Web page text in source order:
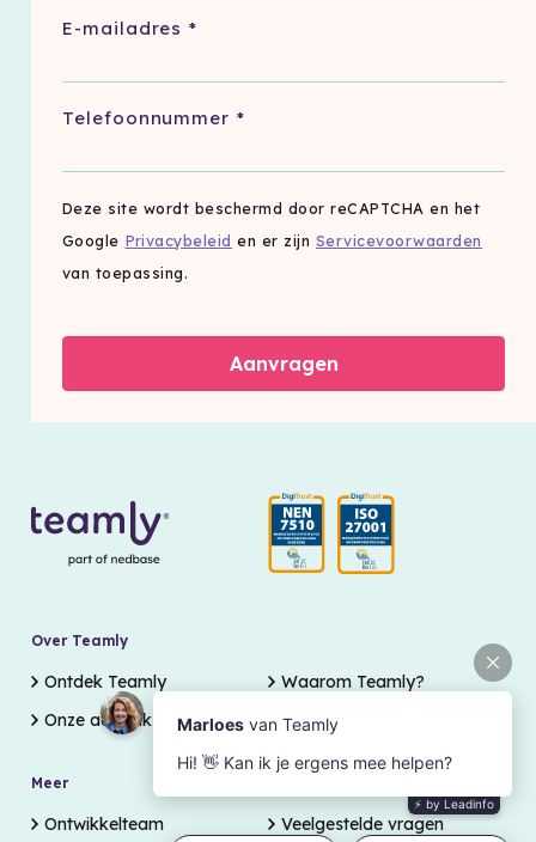
E-mailadres *
Telefoonnummer *
Deze site wordt beschermd door reCAPTCHA en het
Google Privacybeleid en er zijn Servicevoorwaarden
van toepassing.
Over Teamly
Ontdek Teamly
Waarom Teamly?
Onze aanpak
Meer
Ontwikkelteam Veelgestelde vragen